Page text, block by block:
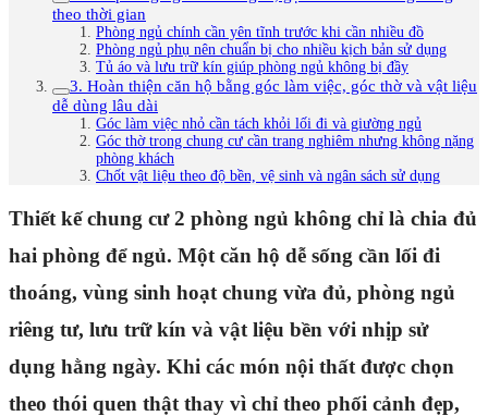
theo thời gian
Phòng ngủ chính cần yên tĩnh trước khi cần nhiều đồ
Phòng ngủ phụ nên chuẩn bị cho nhiều kịch bản sử dụng
Tủ áo và lưu trữ kín giúp phòng ngủ không bị đầy
3. Hoàn thiện căn hộ bằng góc làm việc, góc thờ và vật liệu
dễ dùng lâu dài
Góc làm việc nhỏ cần tách khỏi lối đi và giường ngủ
Góc thờ trong chung cư cần trang nghiêm nhưng không nặng
phòng khách
Chốt vật liệu theo độ bền, vệ sinh và ngân sách sử dụng
Thiết kế chung cư 2 phòng ngủ không chỉ là chia đủ
hai phòng để ngủ. Một căn hộ dễ sống cần lối đi
thoáng, vùng sinh hoạt chung vừa đủ, phòng ngủ
riêng tư, lưu trữ kín và vật liệu bền với nhịp sử
dụng hằng ngày. Khi các món nội thất được chọn
theo thói quen thật thay vì chỉ theo phối cảnh đẹp,